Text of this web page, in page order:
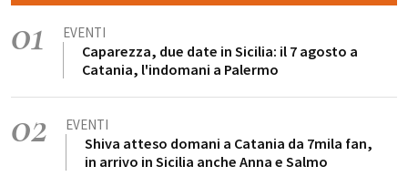
01 EVENTI
Caparezza, due date in Sicilia: il 7 agosto a
Catania, l'indomani a Palermo
02 EVENTI
Shiva atteso domani a Catania da 7mila fan,
in arrivo in Sicilia anche Anna e Salmo